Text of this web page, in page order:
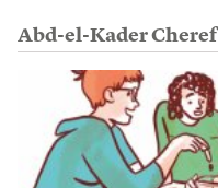
Abd-el-Kader Cheref